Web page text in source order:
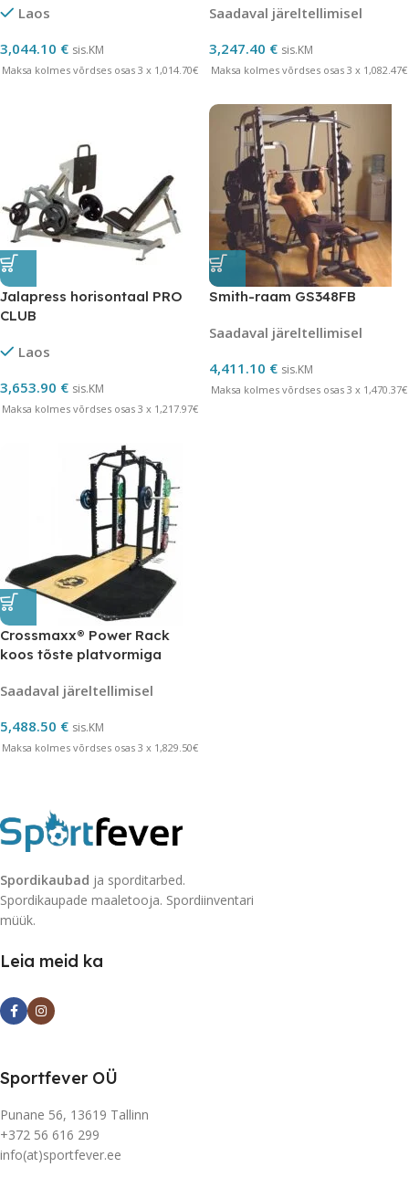
Laos
3,044.10 € sis.KM
Maksa kolmes võrdses osas 3 x 1,014.70€
Saadaval järeltellimisel
3,247.40 € sis.KM
Maksa kolmes võrdses osas 3 x 1,082.47€
Jalapress horisontaal PRO
CLUB
Laos
3,653.90 € sis.KM
Maksa kolmes võrdses osas 3 x 1,217.97€
Smith-raam GS348FB
Saadaval järeltellimisel
4,411.10 € sis.KM
Maksa kolmes võrdses osas 3 x 1,470.37€
Crossmaxx® Power Rack
koos tõste platvormiga
Saadaval järeltellimisel
5,488.50 € sis.KM
Maksa kolmes võrdses osas 3 x 1,829.50€
Spordikaubad ja sporditarbed.
Spordikaupade maaletooja. Spordiinventari
müük.
Leia meid ka
Sportfever OÜ
Punane 56, 13619 Tallinn
+372 56 616 299
info(at)sportfever.ee